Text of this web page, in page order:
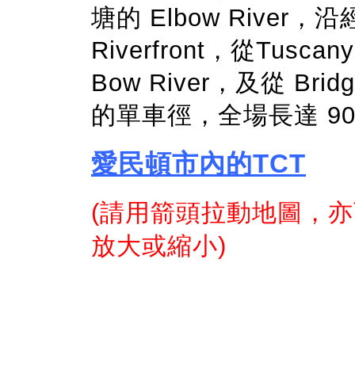
塘的 Elbow River，沿
Riverfront，從
Bow River，及從
的單車徑，全場長達
愛民頓市內的TCT
(請用箭頭拉動地圖，
放大或縮小)